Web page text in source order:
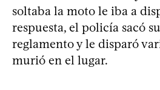
soltaba la moto le iba a
respuesta, el policía sacó
reglamento y le disparó
murió en el lugar.